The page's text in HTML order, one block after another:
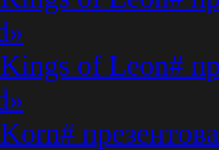
of Leon#